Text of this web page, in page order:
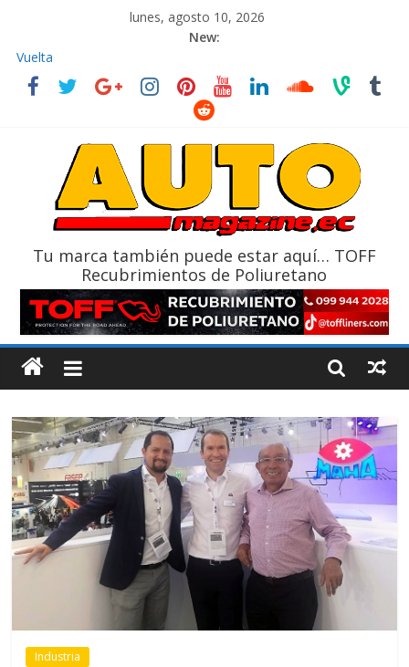
lunes, agosto 10, 2026
New:
La FEDAK recibe 12 Sinotruk Bolden para cubrir las rutas de La
Vuelta
El costo de tener un vehículo gana protagonismo a la hora de
¿Qué puede pasar con tu vehículo si permanece varios días sin
La Vuelta al Ecuador 2026, edición 47ª, recorre 7 provincias en 8
Tu marca también puede estar aquí… TOFF
Recubrimientos de Poliuretano
Industria